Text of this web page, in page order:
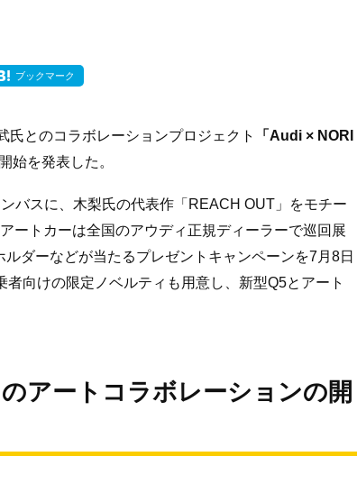
ブックマーク
氏とのコラボレーションプロジェクト
「Audi × NORI
始を発表した。
バスに、木梨氏の代表作「REACH OUT」をモチー
ートカーは全国のアウディ正規ディーラーで巡回展
ダーなどが当たるプレゼントキャンペーンを7月8日
向けの限定ノベルティも用意し、新型Q5とアート
アートコラボレーションの開